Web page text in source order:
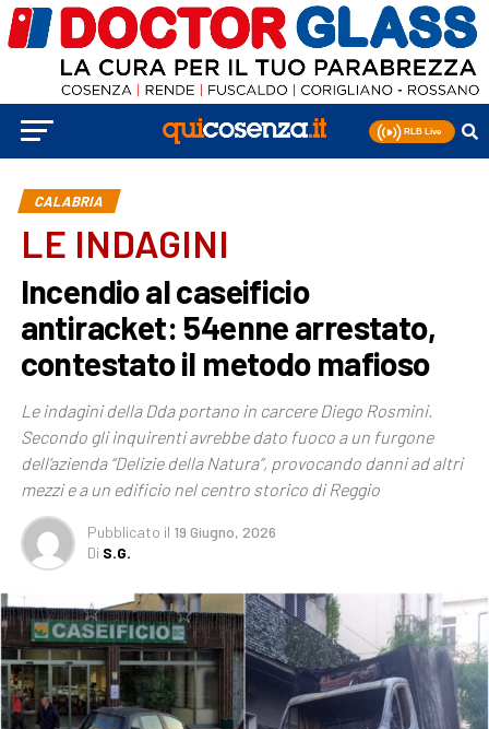
CALABRIA
LE INDAGINI
Incendio al caseificio
antiracket: 54enne arrestato,
contestato il metodo mafioso
Le indagini della Dda portano in carcere Diego Rosmini.
Secondo gli inquirenti avrebbe dato fuoco a un furgone
dell’azienda “Delizie della Natura”, provocando danni ad altri
mezzi e a un edificio nel centro storico di Reggio
Pubblicato il 19 Giugno, 2026
Di S.G.